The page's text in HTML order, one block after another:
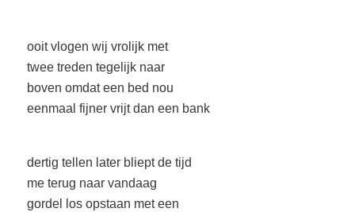
ooit vlogen wij vrolijk met
twee treden tegelijk naar
boven omdat een bed nou
eenmaal fijner vrijt dan een bank
dertig tellen later bliept de tijd
me terug naar vandaag
gordel los opstaan met een